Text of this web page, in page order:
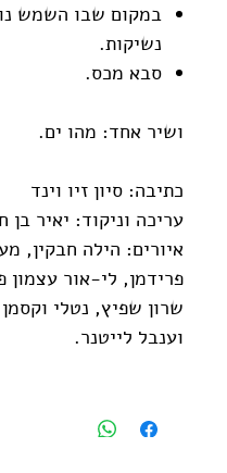
במקום שבו השמש
נשיקות.
סבא מכס.
ושיר אחד: מהו ים.
כתיבה: סיון זיו וינד
עריכה וניקוד: יאיר בן
איורים: הילה חבקין,
פרידמן, לי-אור עצמון
שרון שפיץ, נטלי
וענבל לייטנר.